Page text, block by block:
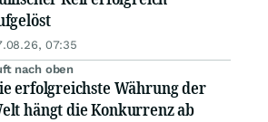
07:35
nach oben
erfolgreichste Währung der
hängt die Konkurrenz ab